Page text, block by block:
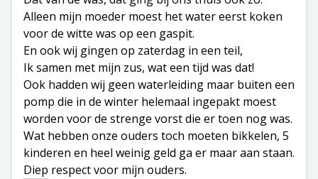
Alleen mijn moeder moest het water eerst koken
voor de witte was op een gaspit.
En ook wij gingen op zaterdag in een teil,
Ik samen met mijn zus, wat een tijd was dat!
Ook hadden wij geen waterleiding maar buiten een
pomp die in de winter helemaal ingepakt moest
worden voor de strenge vorst die er toen nog was.
Wat hebben onze ouders toch moeten bikkelen, 5
kinderen en heel weinig geld ga er maar aan staan.
Diep respect voor mijn ouders.